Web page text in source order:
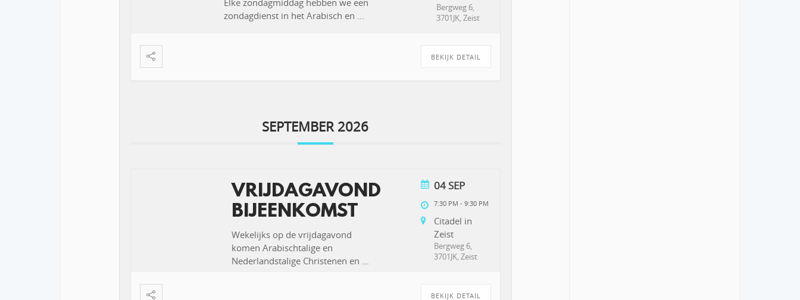
Elke zondagmiddag hebben we een
zondagdienst in het Arabisch en ...
Bergweg 6,
3701JK, Zeist
BEKIJK DETAIL
SEPTEMBER 2026
VRIJDAGAVOND
BIJEENKOMST
Wekelijks op de vrijdagavond
komen Arabischtalige en
Nederlandstalige Christenen en ...
04 SEP
7:30 PM - 9:30 PM
Citadel in
Zeist
Bergweg 6,
3701JK, Zeist
BEKIJK DETAIL